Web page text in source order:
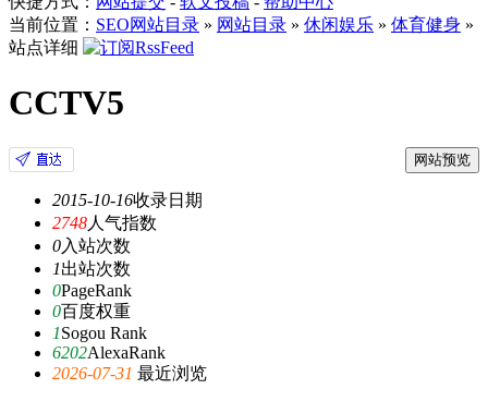
当前位置： SEO网站目录 » 网站目录 » 休闲娱乐 » 体育健身 »
站点详细
CCTV5
网站预览
2015-10-16收录日期
2748人气指数
0入站次数
1出站次数
0PageRank
0百度权重
1Sogou Rank
6202AlexaRank
2026-07-31 最近浏览